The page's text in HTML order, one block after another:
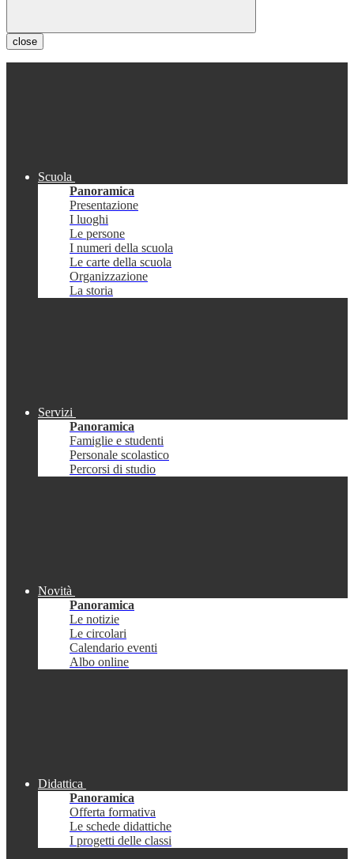
close
Scuola
Panoramica
Presentazione
I luoghi
Le persone
I numeri della scuola
Le carte della scuola
Organizzazione
La storia
Servizi
Panoramica
Famiglie e studenti
Personale scolastico
Percorsi di studio
Novità
Panoramica
Le notizie
Le circolari
Calendario eventi
Albo online
Didattica
Panoramica
Offerta formativa
Le schede didattiche
I progetti delle classi